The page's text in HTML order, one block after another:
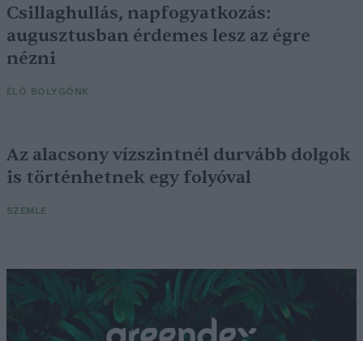
Csillaghullás, napfogyatkozás:
augusztusban érdemes lesz az égre
nézni
ÉLŐ BOLYGÓNK
Az alacsony vízszintnél durvább dolgok
is történhetnek egy folyóval
SZEMLE